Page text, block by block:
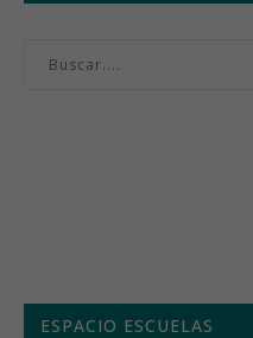
ESPACIO ESCUELAS